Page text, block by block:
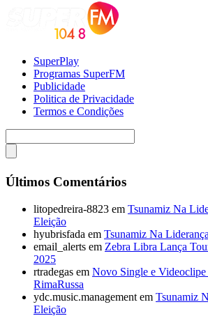
SuperPlay
Programas SuperFM
Publicidade
Politica de Privacidade
Termos e Condições
Últimos Comentários
litopedreira-8823 em Tsunamiz Na
Eleição
hyubrisfada em Tsunamiz Na
email_alerts em Zebra Libra Lança
2025
rtradegas em Novo Single e Videoclipe
RimaRussa
ydc.music.management em Tsunamiz
Eleição